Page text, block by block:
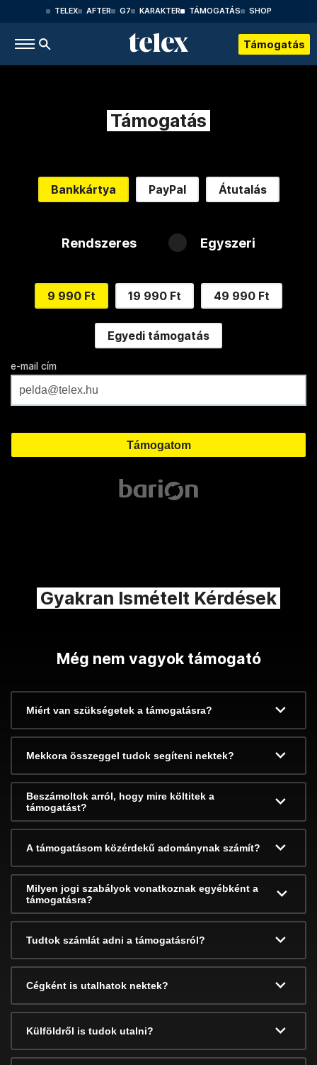
TELEX AFTER G7 KARAKTER TÁMOGATÁS SHOP
Támogatás
Támogatás
Bankkártya PayPal Átutalás
Rendszeres Egyszeri
9 990 Ft 19 990 Ft 49 990 Ft
Egyedi támogatás
e-mail cím
Gyakran Ismételt Kérdések
Még nem vagyok támogató
Miért van szükségetek a támogatásra?
Mekkora összeggel tudok segíteni nektek?
Beszámoltok arról, hogy mire költitek a
támogatást?
A támogatásom közérdekű adománynak számít?
Milyen jogi szabályok vonatkoznak egyébként a
támogatásra?
Tudtok számlát adni a támogatásról?
Cégként is utalhatok nektek?
Külföldről is tudok utalni?